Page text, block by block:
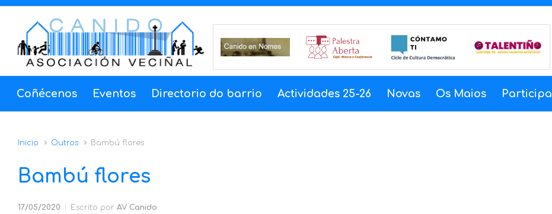
Coñécenos Eventos Directorio do barrio Actividades 25-26 Novas Os Maios Participa
Inicio Outros Bambú flores
Bambú flores
17/05/2020 Escrito por AV Canido